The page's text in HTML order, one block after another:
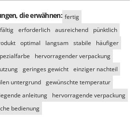
die erwähnen: fertig
erforderlich ausreichend
pünktlich
optimal langsam stabile
häufiger
hervorragender verpackung
geringes gewicht einziger nachteil
untergrund gewünschte temperatur
anleitung
hervorragende verpackung
bedienung